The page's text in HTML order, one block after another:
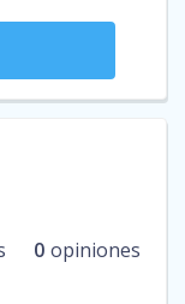
0 opiniones